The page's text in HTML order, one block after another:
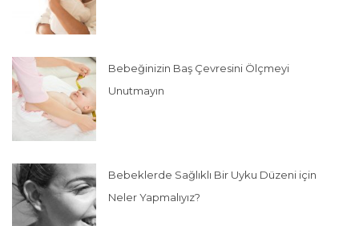
Bebeğinizin Baş Çevresini Ölçmeyi
Unutmayın
Bebeklerde Sağlıklı Bir Uyku Düzeni için
Neler Yapmalıyız?